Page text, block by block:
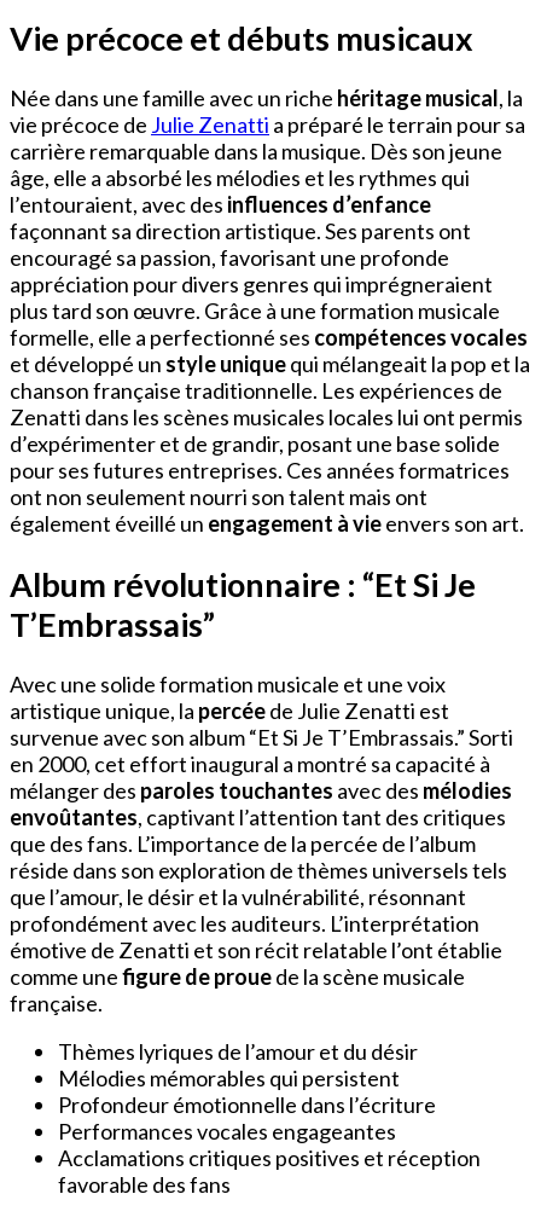
Vie précoce et débuts musicaux
Née dans une famille avec un riche héritage musical, la
vie précoce de Julie Zenatti a préparé le terrain pour sa
carrière remarquable dans la musique. Dès son jeune
âge, elle a absorbé les mélodies et les rythmes qui
l’entouraient, avec des influences d’enfance
façonnant sa direction artistique. Ses parents ont
encouragé sa passion, favorisant une profonde
appréciation pour divers genres qui imprégneraient
plus tard son œuvre. Grâce à une formation musicale
formelle, elle a perfectionné ses compétences vocales
et développé un style uniquequi mélangeait la pop et la
chanson française traditionnelle. Les expériences de
Zenatti dans les scènes musicales locales lui ont permis
d’expérimenter et de grandir, posant une base solide
pour ses futures entreprises. Ces années formatrices
ont non seulement nourri son talent mais ont
également éveillé un engagement à vieenvers son art.
Album révolutionnaire : “Et Si Je
T’Embrassais”
Avec une solide formation musicale et une voix
artistique unique, la percéede Julie Zenatti est
survenue avec son album “Et Si Je T’Embrassais.” Sorti
en 2000, cet effort inaugural a montré sa capacité à
mélanger des paroles touchantes avec des mélodies
envoûtantes, captivant l’attention tant des critiques
que des fans. L’importance de la percée de l’album
réside dans son exploration de thèmes universels tels
que l’amour, le désir et la vulnérabilité, résonnant
profondément avec les auditeurs. L’interprétation
émotive de Zenatti et son récit relatable l’ont établie
comme unefigure de prouede la scène musicale
française.
Thèmes lyriques de l’amour et du désir
Mélodies mémorables qui persistent
Profondeur émotionnelle dans l’écriture
Performances vocales engageantes
Acclamations critiques positives et réception
favorable des fans